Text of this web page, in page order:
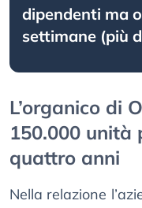
dipendenti ma
settimane (più
L’organico di
150.000 unità
quattro anni
Nella relazione